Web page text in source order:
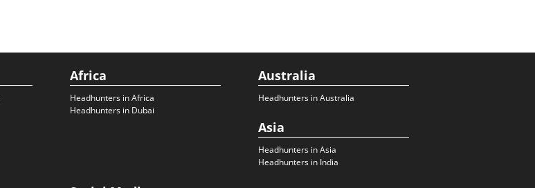
Africa
Headhunters in Africa
Headhunters in Dubai
Australia
Headhunters in Australia
Asia
Headhunters in Asia
Headhunters in India